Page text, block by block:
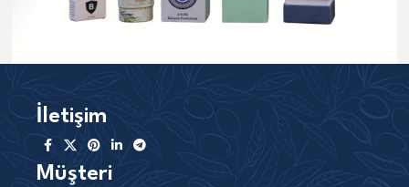
İletişim
Müşteri